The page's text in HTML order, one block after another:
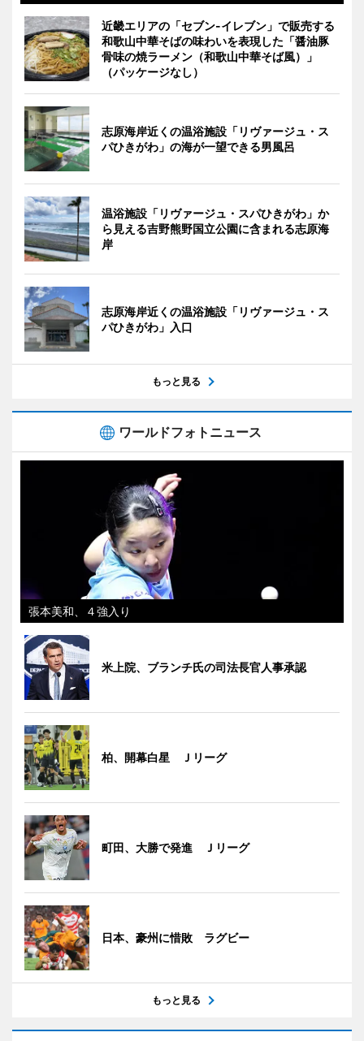
近畿エリアの「セブン-イレブン」で販売する
和歌山中華そばの味わいを表現した「醤油豚
骨味の焼ラーメン（和歌山中華そば風）」
（パッケージなし）
志原海岸近くの温浴施設「リヴァージュ・ス
パひきがわ」の海が一望できる男風呂
温浴施設「リヴァージュ・スパひきがわ」か
ら見える吉野熊野国立公園に含まれる志原海
岸
志原海岸近くの温浴施設「リヴァージュ・ス
パひきがわ」入口
もっと見る
ワールドフォトニュース
張本美和、４強入り
米上院、ブランチ氏の司法長官人事承認
柏、開幕白星 Ｊリーグ
町田、大勝で発進 Ｊリーグ
日本、豪州に惜敗 ラグビー
もっと見る